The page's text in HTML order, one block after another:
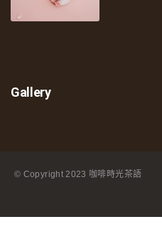
Gallery
© Copyright 2023 咖啡時光茶語